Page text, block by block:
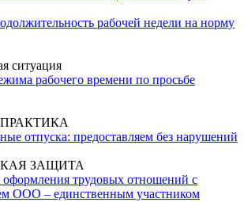
рабочей недели на норму
ситуация
рабочего времени по просьбе
отпуска: предоставляем без нарушений
ЗАЩИТА
трудовых отношений с
ООО – единственным участником